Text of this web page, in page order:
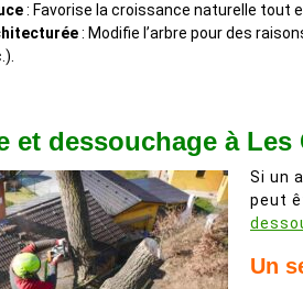
: Favorise la croissance naturelle tout
: Modifie l’arbre pour des
et dessouchage à
Si un
peut
Un